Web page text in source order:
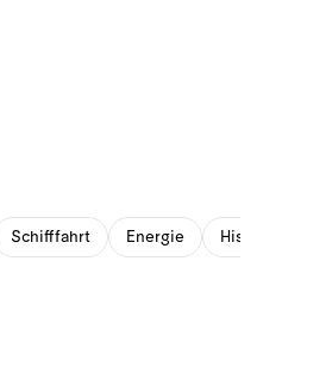
Schifffahrt Energie Historisches